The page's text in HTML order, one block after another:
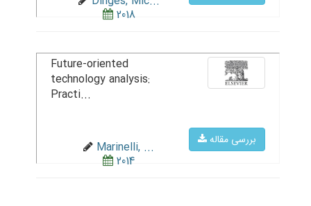
2018
بررسی مقاله
Future-oriented
technology analysis:
Practi...
Marinelli, ...
2014